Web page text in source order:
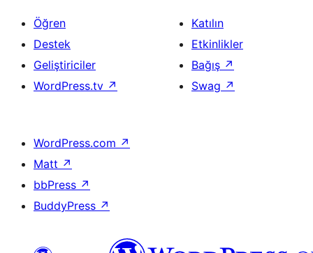
Öğren
Destek
Geliştiriciler
WordPress.tv ↗
Katılın
Etkinlikler
Bağış ↗
Swag ↗
WordPress.com ↗
Matt ↗
bbPress ↗
BuddyPress ↗